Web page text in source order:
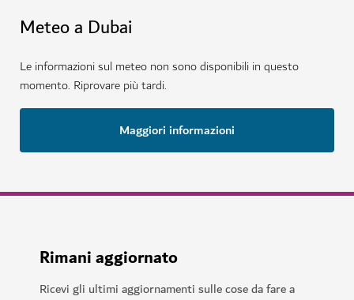
Meteo a Dubai
Le informazioni sul meteo non sono disponibili in questo
momento. Riprovare più tardi.
Maggiori informazioni
Rimani aggiornato
Ricevi gli ultimi aggiornamenti sulle cose da fare a